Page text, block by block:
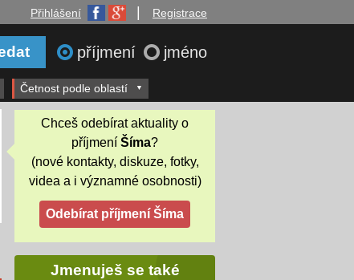
Přihlášení Registrace
příjmení jméno
Četnost podle oblastí
Chceš odebírat aktuality o
příjmení Šíma?
(nové kontakty, diskuze, fotky,
videa a i významné osobnosti)
Jmenuješ se také